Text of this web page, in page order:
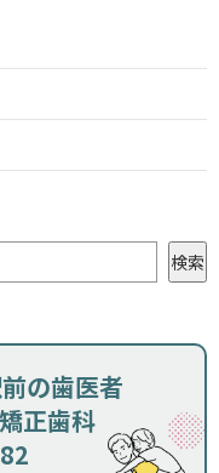
検索
の歯医者
正歯科